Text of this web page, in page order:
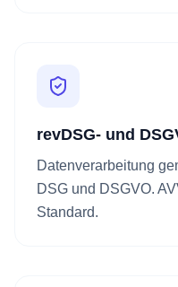
revDSG- und
Datenverarbeitung
DSG und DSGVO.
Standard.